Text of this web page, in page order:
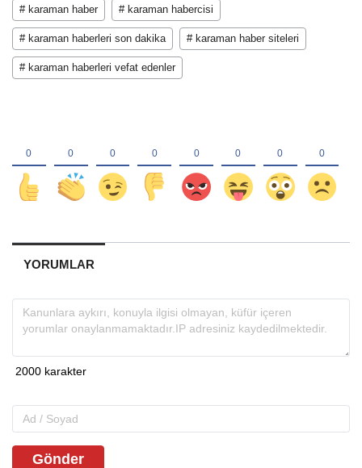
# karaman haber # karaman habercisi
# karaman haberleri son dakika # karaman haber siteleri
# karaman haberleri vefat edenler
YORUMLAR
Gönder